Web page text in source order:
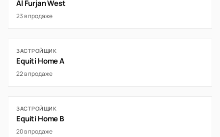
Al Furjan West
23 в продаже
ЗАСТРОЙЩИК
Equiti Home A
22 в продаже
ЗАСТРОЙЩИК
Equiti Home B
20 в продаже